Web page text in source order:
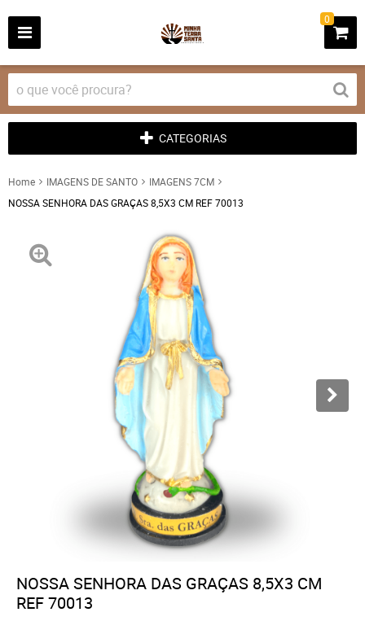
0
CATEGORIAS
Home IMAGENS DE SANTO
IMAGENS 7CM
NOSSA SENHORA DAS GRAÇAS 8,5X3 CM REF 70013
NOSSA SENHORA DAS GRAÇAS 8,5X3 CM
REF 70013